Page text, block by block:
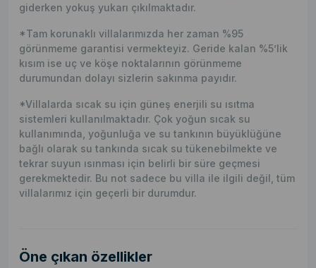
giderken yokuş yukarı çıkılmaktadır.
*Tam korunaklı villalarımızda her zaman %95
görünmeme garantisi vermekteyiz. Geride kalan %5’lik
kısım ise uç ve köşe noktalarının görünmeme
durumundan dolayı sizlerin sakınma payıdır.
*Villalarda sıcak su için güneş enerjili su ısıtma
sistemleri kullanılmaktadır. Çok yoğun sıcak su
kullanımında, yoğunluğa ve su tankının büyüklüğüne
bağlı olarak su tankında sıcak su tükenebilmekte ve
tekrar suyun ısınması için belirli bir süre geçmesi
gerekmektedir. Bu not sadece bu villa ile ilgili değil, tüm
villalarımız için geçerli bir durumdur.
Öne çıkan özellikler